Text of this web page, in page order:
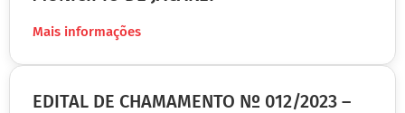
Mais informações
EDITAL DE CHAMAMENTO Nº 012/2023 –